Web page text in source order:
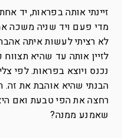
זיינתי אותה בפראות, יד
מדי פעם ויד שניה משכה
לא רציתי לעשות איתה
לזיין אותה עד שהיא
נכנס ויוצא בפראות. לפי
הבנתי שהיא אוהבת את זה.
רחצה את הפי טבעת ואם
שאמנע ממנה?